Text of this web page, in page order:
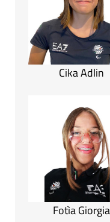
Cika Adlin
Fotìa Giorgia